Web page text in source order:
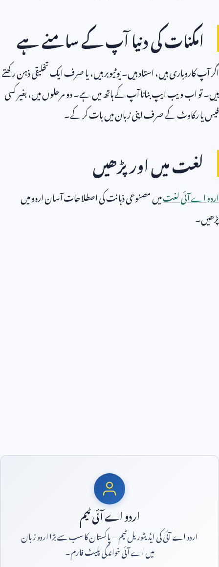
امکنات کی دنیا آپ کے سامنے ہے
اگر آپ کاروباری ہیں، استاد ہیں۔ یوٹیوبر ہیں، یا صرف ایک تخلیقی ذہن رکھتے
ہیں۔ تو اب ویب ایپ بنانا آپ کے ہاتھ میں ہے۔ دو مرحلوں میں، بغیر کسی
فیس یا رکاوٹ کے صرف اپنی زبان میں بات کر کے۔
لغت میں اور پڑھیں
اردو اے آئی لغتمیں مصنوعی ذہانت کی اصطلاحات آسان اردو میں
پڑھیں۔
اردو اے آئی ٹیم
اردو اے آئی کی ایڈیٹوریل ٹیم — پاکستان کا سب سے بڑا اردو زبان
میں اے آئی خواندگی پلیٹ فارم۔